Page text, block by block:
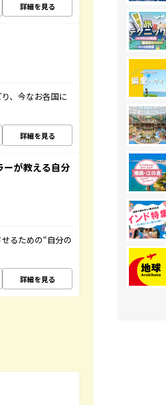
詳細を見る
、今なお各国に
詳細を見る
が教える自分
るための“自分の
詳細を見る